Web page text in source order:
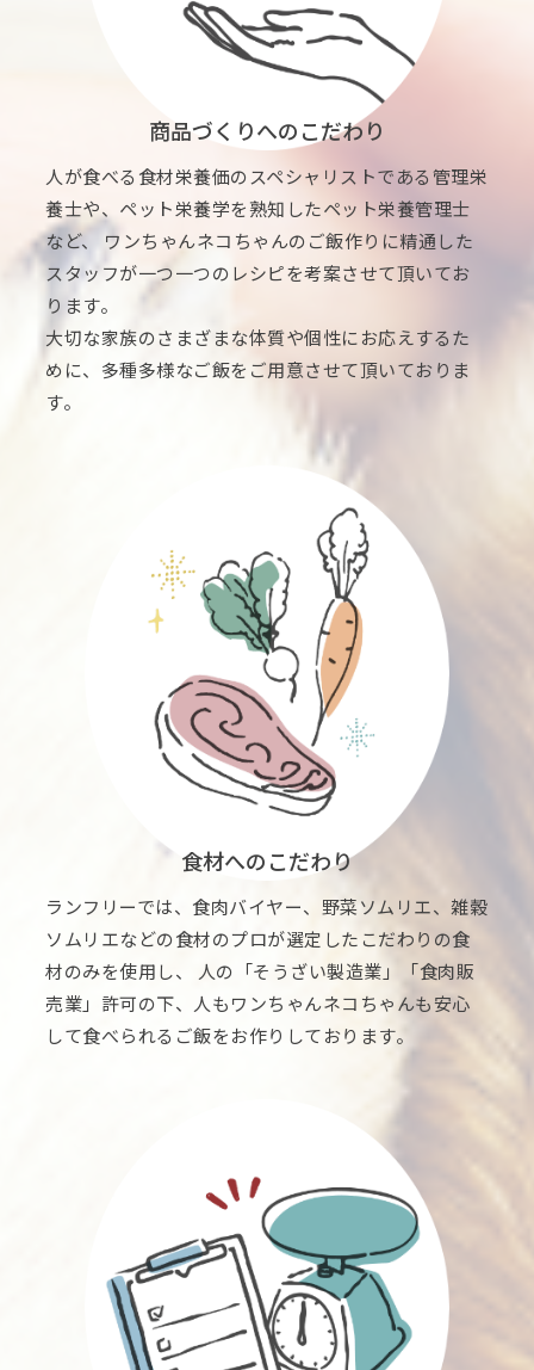
商品づくりへのこだわり
人が食べる食材栄養価のスペシャリストである管理栄
養士や、ペット栄養学を熟知したペット栄養管理士
など、 ワンちゃんネコちゃんのご飯作りに精通した
スタッフが一つ一つのレシピを考案させて頂いてお
ります。
大切な家族のさまざまな体質や個性にお応えするた
めに、多種多様なご飯をご用意させて頂いておりま
す。
食材へのこだわり
ランフリーでは、食肉バイヤー、野菜ソムリエ、雑穀
ソムリエなどの食材のプロが選定したこだわりの食
材のみを使用し、 人の「そうざい製造業」「食肉販
売業」許可の下、人もワンちゃんネコちゃんも安心
して食べられるご飯をお作りしております。